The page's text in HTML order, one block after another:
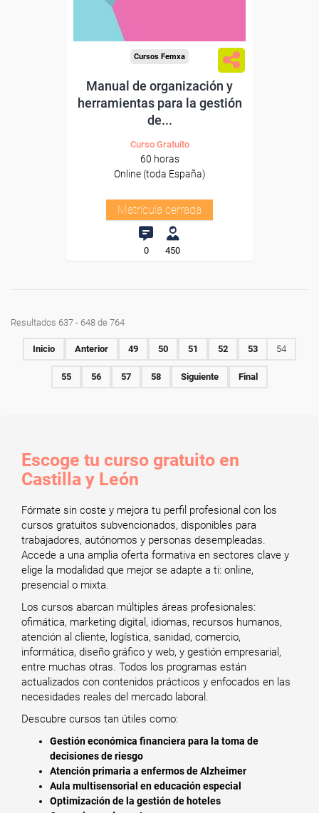
Cursos Femxa
Manual de organización y
herramientas para la gestión
de...
Curso Gratuito
60 horas
Online (toda España)
Matrícula cerrada
0 450
Resultados 637 - 648 de 764
Inicio Anterior 49 50 51 52 53 54
55 56 57 58 Siguiente Final
Escoge tu curso gratuito en
Castilla y León
Fórmate sin coste y mejora tu perfil profesional con los
cursos gratuitos subvencionados, disponibles para
trabajadores, autónomos y personas desempleadas.
Accede a una amplia oferta formativa en sectores clave y
elige la modalidad que mejor se adapte a ti: online,
presencial o mixta.
Los cursos abarcan múltiples áreas profesionales:
ofimática, marketing digital, idiomas, recursos humanos,
atención al cliente, logística, sanidad, comercio,
informática, diseño gráfico y web, y gestión empresarial,
entre muchas otras. Todos los programas están
actualizados con contenidos prácticos y enfocados en las
necesidades reales del mercado laboral.
Descubre cursos tan útiles como:
Gestión económica financiera para la toma de
decisiones de riesgo
Atención primaria a enfermos de Alzheimer
Aula multisensorial en educación especial
Optimización de la gestión de hoteles